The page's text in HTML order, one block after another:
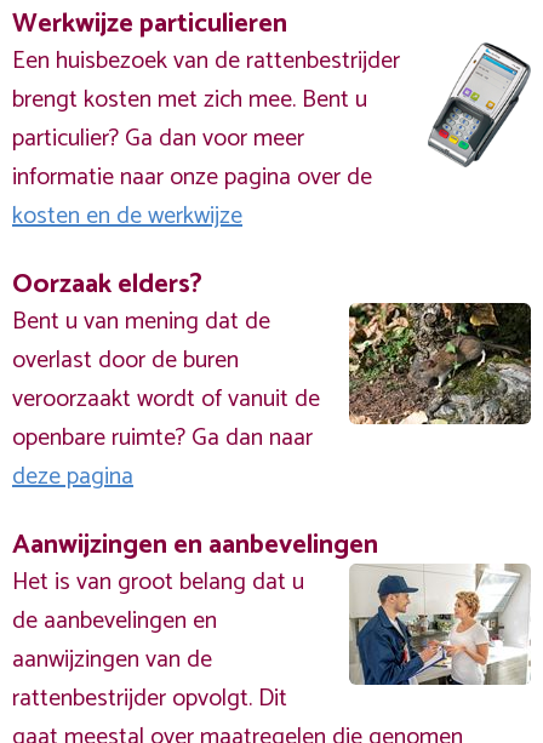
Werkwijze particulieren
Een huisbezoek van de rattenbestrijder
brengt kosten met zich mee. Bent u
particulier? Ga dan voor meer
informatie naar onze pagina over de
kosten en de werkwijze
Oorzaak elders?
Bent u van mening dat de
overlast door de buren
veroorzaakt wordt of vanuit de
openbare ruimte? Ga dan naar
deze pagina
Aanwijzingen en aanbevelingen
Het is van groot belang dat u
de aanbevelingen en
aanwijzingen van de
rattenbestrijder opvolgt. Dit